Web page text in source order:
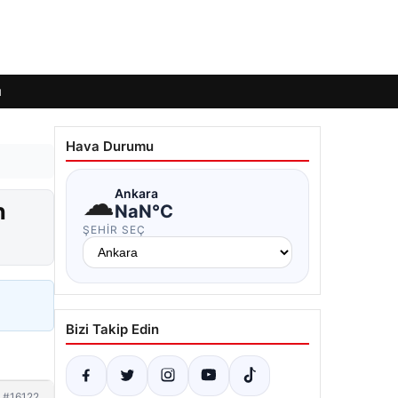
Hava Durumu
☁Ankara
NaN°C
ŞEHIR SEÇ
Bizi Takip Edin